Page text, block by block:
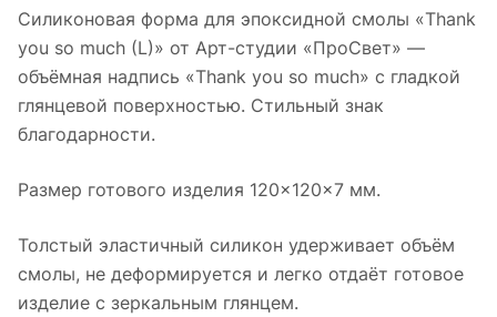
Силиконовая форма для эпоксидной смолы «Thank
you so much (L)» от Арт-студии «ПроСвет» —
объёмная надпись «Thank you so much» с гладкой
глянцевой поверхностью. Стильный знак
благодарности.
Размер готового изделия 120×120×7 мм.
Толстый эластичный силикон удерживает объём
смолы, не деформируется и легко отдаёт готовое
изделие с зеркальным глянцем.